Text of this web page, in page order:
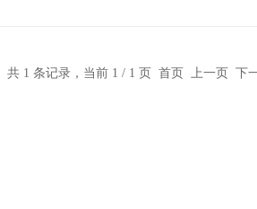
共 1 条记录，当前 1 / 1 页 首页 上一页 下